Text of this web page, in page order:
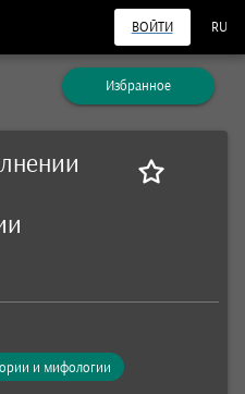
ВОЙТИ RU
Избранное
и мифологии